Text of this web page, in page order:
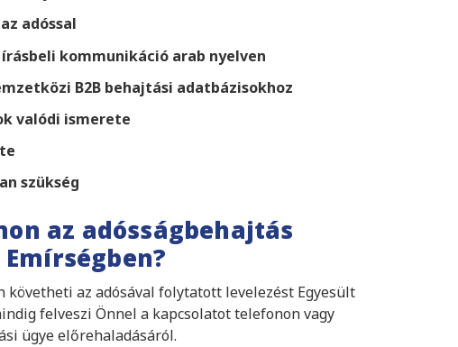
adóssal
kommunikáció arab nyelven
B2B behajtási adatbázisokhoz
valódi ismerete
szükség
az adósságbehajtás
az adósával folytatott levelezést Egyesült
felveszi Önnel a kapcsolatot telefonon vagy
ügye előrehaladásáról.